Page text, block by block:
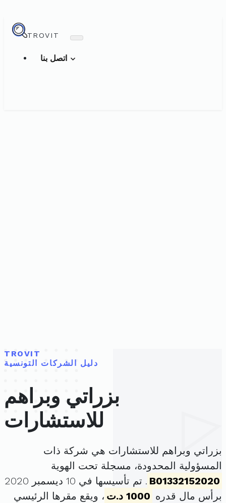
TROVIT
TROVIT
دليل الشركات التونسية
بزراتي وبراهم
للاستشارات
بزراتي وبراهم للاستشارات هي شركة ذات
المسؤولية المحدودة، مسجلة تحت الهوية
B01332152020
. تم تأسيسها في 10 ديسمبر 2020
برأس مال قدره 1000 د.ت
، ويقع مقرها الرئيسي